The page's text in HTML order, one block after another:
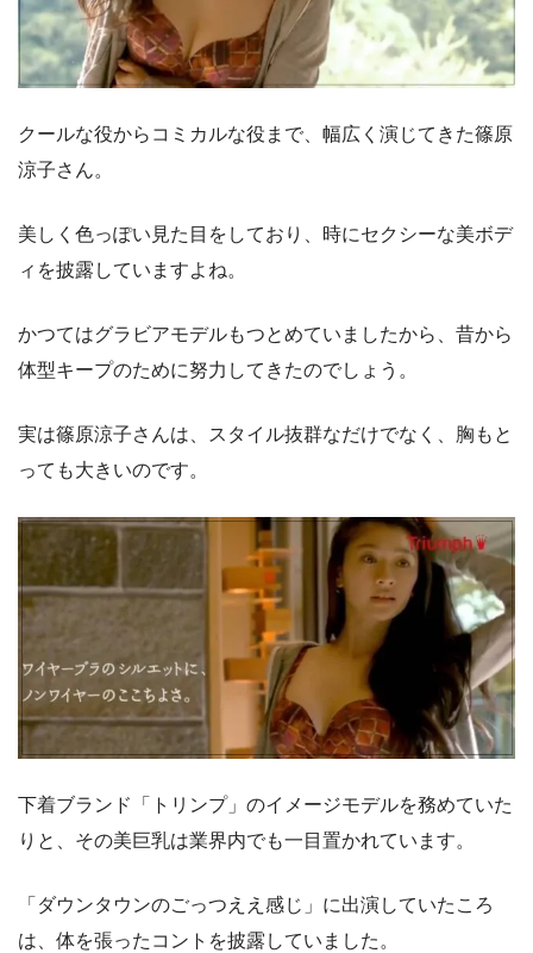
クールな役からコミカルな役まで、幅広く演じてきた篠原
涼子さん。
美しく色っぽい見た目をしており、時にセクシーな美ボデ
ィを披露していますよね。
かつてはグラビアモデルもつとめていましたから、昔から
体型キープのために努力してきたのでしょう。
実は篠原涼子さんは、スタイル抜群なだけでなく、胸もと
っても大きいのです。
下着ブランド「トリンプ」のイメージモデルを務めていた
りと、その美巨乳は業界内でも一目置かれています。
「ダウンタウンのごっつええ感じ」に出演していたころ
は、体を張ったコントを披露していました。